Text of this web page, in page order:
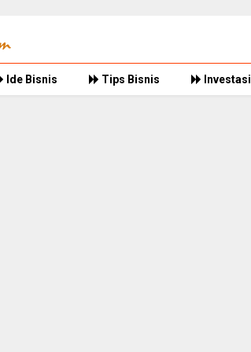
Ide Bisnis Tips Bisnis Investasi